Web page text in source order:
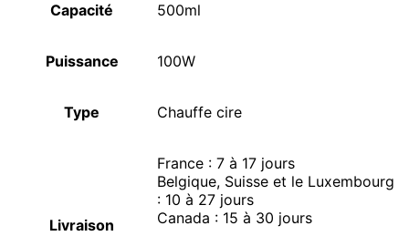
Capacité 500ml
Puissance 100W
Type Chauffe cire
Livraison
France : 7 à 17 jours
Belgique, Suisse et le Luxembourg
: 10 à 27 jours
Canada : 15 à 30 jours